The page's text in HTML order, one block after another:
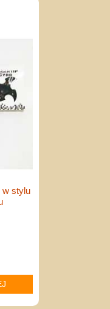
w stylu